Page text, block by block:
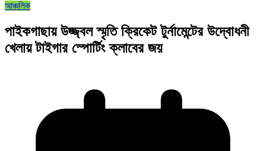
আঞ্চলিক
পাইকগাছায় উজ্জ্বল স্মৃতি ক্রিকেট টুর্নামেন্টের উদ্বোধনী
খেলায় টাইগার স্পোর্টিং ক্লাবের জয়